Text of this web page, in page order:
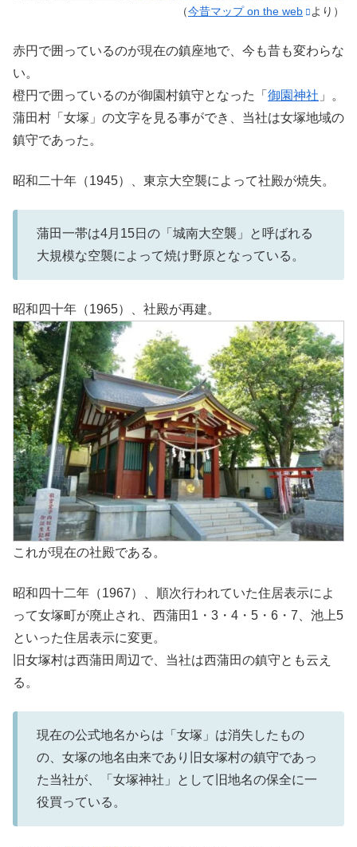
（今昔マップ on the web より）
赤円で囲っているのが現在の鎮座地で、今も昔も変わらな
い。
橙円で囲っているのが御園村鎮守となった「 御園神社 」。
蒲田村「女塚」の文字を見る事ができ、当社は女塚地域の
鎮守であった。
昭和二十年（1945）、東京大空襲によって社殿が焼失。
蒲田一帯は4月15日の「城南大空襲」と呼ばれる
大規模な空襲によって焼け野原となっている。
昭和四十年（1965）、社殿が再建。
これが現在の社殿である。
昭和四十二年（1967）、順次行われていた住居表示によ
って女塚町が廃止され、西蒲田1・3・4・5・6・7、池上5
といった住居表示に変更。
旧女塚村は西蒲田周辺で、当社は西蒲田の鎮守とも云え
る。
現在の公式地名からは「女塚」は消失したもの
の、女塚の地名由来であり旧女塚村の鎮守であっ
た当社が、「女塚神社」として旧地名の保全に一
役買っている。